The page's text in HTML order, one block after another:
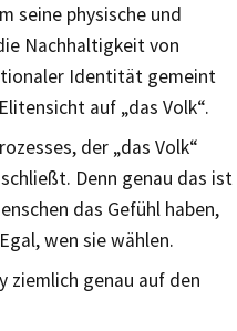
seine physische und
Nachhaltigkeit von
Identität gemeint
auf „das Volk“.
der „das Volk“
Denn genau das ist
das Gefühl haben,
wen sie wählen.
ziemlich genau auf den